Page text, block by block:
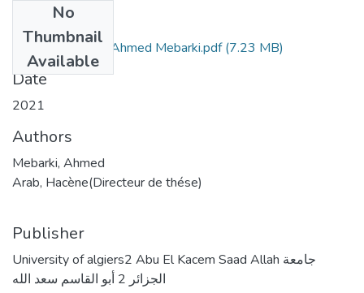
No
Thumbnail
Available
1 Thèse Docteur Ahmed Mebarki.pdf(7.23 MB)
Date
2021
Authors
Mebarki, Ahmed
Arab, Hacène(Directeur de thése)
Publisher
University of algiers2 Abu El Kacem Saad Allah جامعة
الجزائر 2 أبو القاسم سعد الله